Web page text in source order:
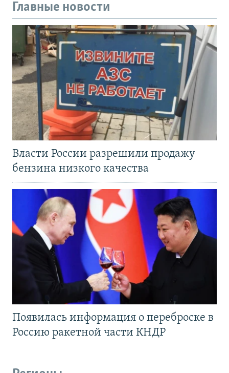
Главные новости
Власти России разрешили продажу
бензина низкого качества
Появилась информация о переброске в
Россию ракетной части КНДР